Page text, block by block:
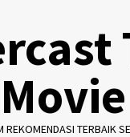
Movie
REKOMENDASI TERBAIK